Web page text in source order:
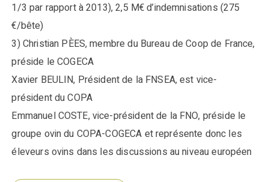
1/3 par rapport à 2013), 2,5 M€ d’indemnisations (275
€/bête)
3) Christian PÈES, membre du Bureau de Coop de France,
préside le COGECA
Xavier BEULIN, Président de la FNSEA, est vice-
président du COPA
Emmanuel COSTE, vice-président de la FNO, préside le
groupe ovin du COPA-COGECA et représente donc les
éleveurs ovins dans les discussions au niveau européen